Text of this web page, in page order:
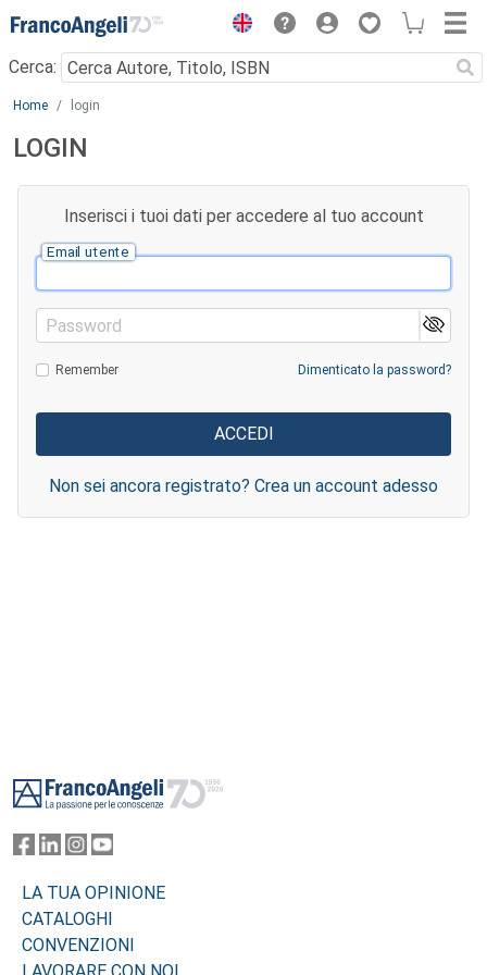
Menu
Cerca:
Main content
Home login
LOGIN
Inserisci i tuoi dati per accedere al tuo account
Email utente
Password
Remember Dimenticato la password?
Non sei ancora registrato? Crea un account adesso
LA TUA OPINIONE
CATALOGHI
CONVENZIONI